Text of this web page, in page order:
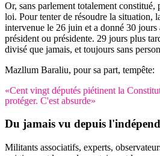
Or, sans parlement totalement constitué,
loi. Pour tenter de résoudre la situation,
intervenue le 26 juin et a donné 30
président ou présidente. 29 jours plus
divisé que jamais, et toujours sans
Mazllum Baraliu, pour sa part, tempête:
«Cent vingt députés piétinent la
protéger. C'est absurde»
Du jamais vu depuis
Militants associatifs, experts,